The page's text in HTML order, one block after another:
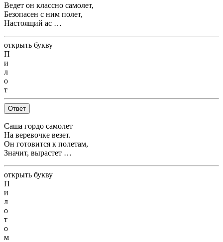
Ведет он классно самолет,
Безопасен с ним полет,
Настоящий ас …
открыть букву
П
и
л
о
т
Ответ
Саша гордо самолет
На веревочке везет.
Он готовится к полетам,
Значит, вырастет …
открыть букву
П
и
л
о
т
о
м